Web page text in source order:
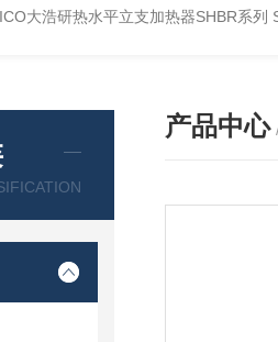
大浩研热水平立支加热器SHBR系列
产品中心